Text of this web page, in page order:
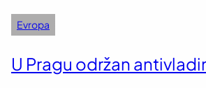
Evropa
U Pragu održan